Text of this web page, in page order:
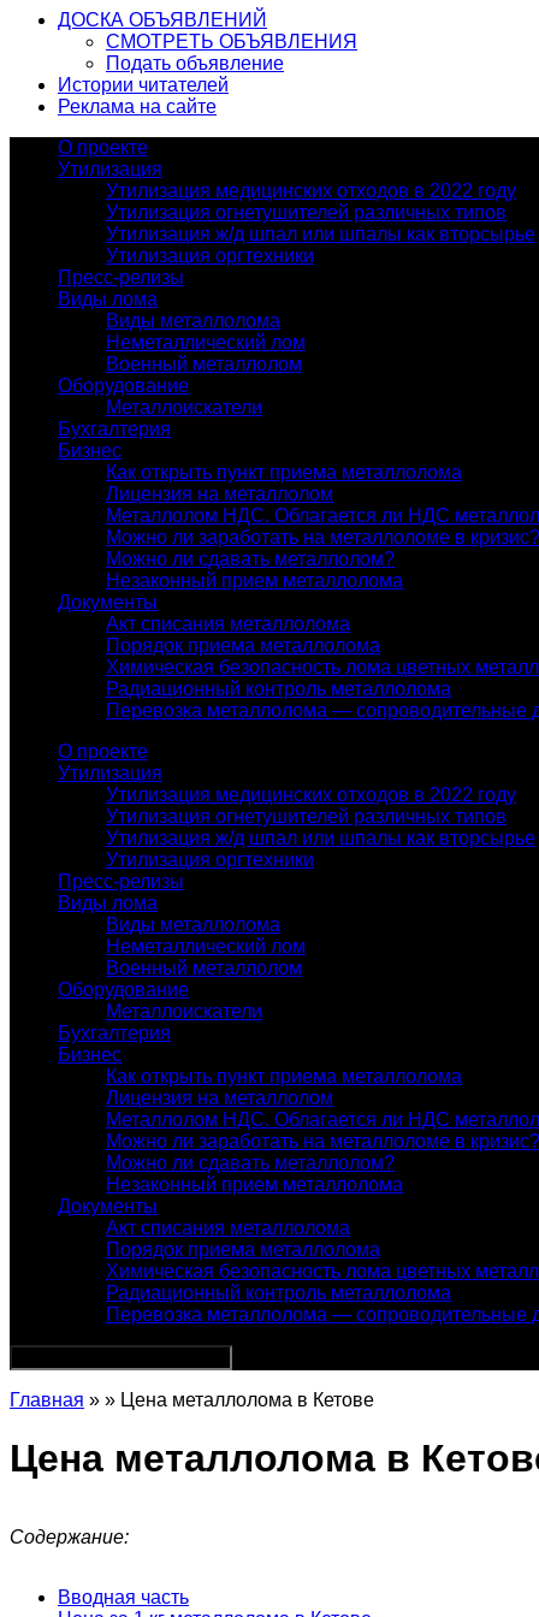
ДОСКА ОБЪЯВЛЕНИЙ
СМОТРЕТЬ ОБЪЯВЛЕНИЯ
Подать объявление
Истории читателей
Реклама на сайте
О проекте
Утилизация
Утилизация медицинских отходов в 2022 году
Утилизация огнетушителей различных типов
Утилизация ж/д шпал или шпалы как вторсырье
Утилизация оргтехники
Пресс-релизы
Виды лома
Виды металлолома
Неметаллический лом
Военный металлолом
Оборудование
Металлоискатели
Бухгалтерия
Бизнес
Как открыть пункт приема металлолома
Лицензия на металлолом
Металлолом НДС. Облагается ли НДС
Можно ли заработать на металлоломе в кризис?
Можно ли сдавать металлолом?
Незаконный прием металлолома
Документы
Акт списания металлолома
Порядок приема металлолома
Химическая безопасность лома цветных
Радиационный контроль металлолома
Перевозка металлолома — сопроводительные
О проекте
Утилизация
Утилизация медицинских отходов в 2022 году
Утилизация огнетушителей различных типов
Утилизация ж/д шпал или шпалы как вторсырье
Утилизация оргтехники
Пресс-релизы
Виды лома
Виды металлолома
Неметаллический лом
Военный металлолом
Оборудование
Металлоискатели
Бухгалтерия
Бизнес
Как открыть пункт приема металлолома
Лицензия на металлолом
Металлолом НДС. Облагается ли НДС
Можно ли заработать на металлоломе в кризис?
Можно ли сдавать металлолом?
Незаконный прием металлолома
Документы
Акт списания металлолома
Порядок приема металлолома
Химическая безопасность лома цветных
Радиационный контроль металлолома
Перевозка металлолома — сопроводительные
Главная » » Цена металлолома в Кетове
Цена металлолома в
Содержание:
Вводная часть